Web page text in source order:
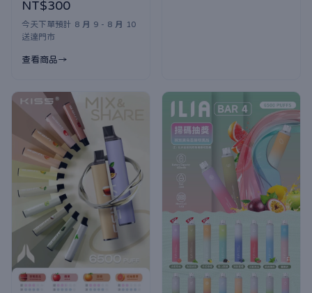
NT$300
今天下單預計 8 月 9 - 8 月 10
送達門市
查看商品